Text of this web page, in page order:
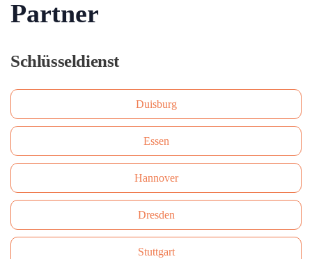
Partner
Schlüsseldienst
Duisburg
Essen
Hannover
Dresden
Stuttgart